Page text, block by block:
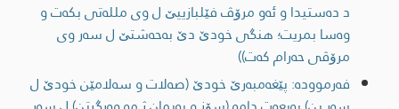
د ده‌ستیدا و ئه‌و مرۆڤ فێلبازییێ ل وی ملله‌تی بكه‌ت و
وەسا بمریت؛ هنگی خودێ دێ به‌حه‌شتێ ل سه‌ر وی
مرۆڤی حه‌رام كه‌ت))
فەرموودە: پێغه‌مبه‌رێ خودێ (صه‌لات و سه‌لامێن خودێ ل